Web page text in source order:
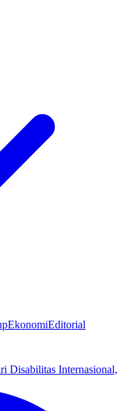
EkonomiEditorial
Disabilitas Internasional,